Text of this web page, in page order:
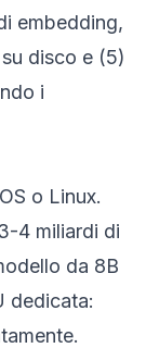
embedding,
disco e (5)
i
o Linux.
4 miliardi di
da 8B
dedicata: